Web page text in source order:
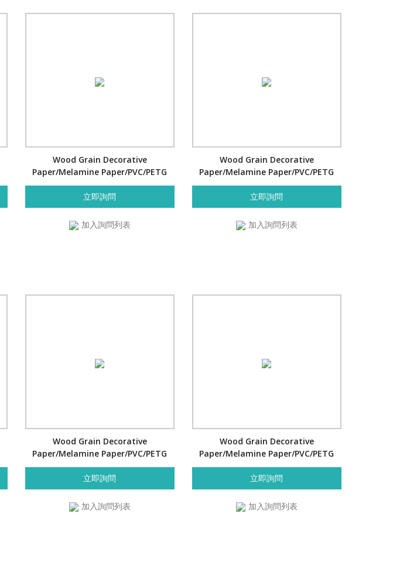
Wood Grain Decorative
Paper/Melamine Paper/PVC/PETG
Film- Cherry
立即詢問
加入詢問列表
Wood Grain Decorative
Paper/Melamine Paper/PVC/PETG
Film- Cherry
立即詢問
加入詢問列表
Wood Grain Decorative
Paper/Melamine Paper/PVC/PETG
Film- Cherry
立即詢問
加入詢問列表
Wood Grain Decorative
Paper/Melamine Paper/PVC/PETG
Film- Cherry
立即詢問
加入詢問列表